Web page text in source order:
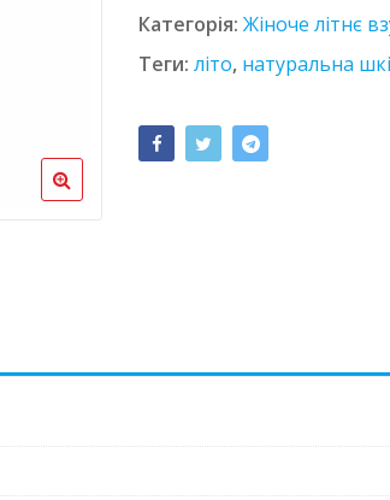
Категорія: Жіноче літнє
Теги: літо, натуральна